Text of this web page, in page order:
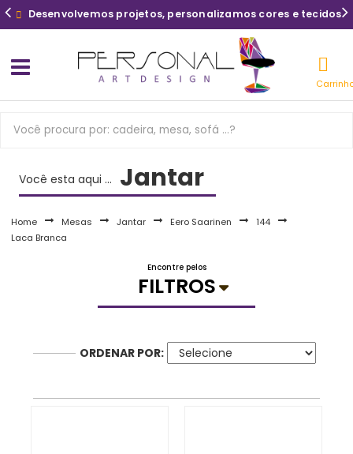
Desenvolvemos projetos, personalizamos cores e tecidos
Você esta aqui ... Jantar
Home Mesas Jantar Eero Saarinen
144
Laca Branca
Encontre pelos
FILTROS
ORDENAR POR: